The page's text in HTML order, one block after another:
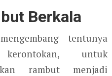
Berkala
tentunya
untuk
rambut menjadi